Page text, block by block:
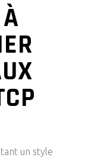
un style